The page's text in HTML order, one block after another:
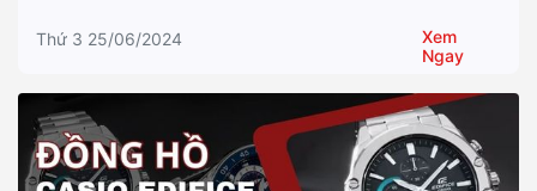
Thứ 3 25/06/2024
Xem
Ngay